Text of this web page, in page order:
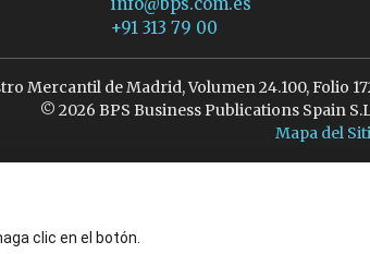
+91 313 79 00
Mercantil de Madrid, Volumen 24.100, Folio
© 2026 BPS Business Publications Spain
Mapa del
clic en el botón.